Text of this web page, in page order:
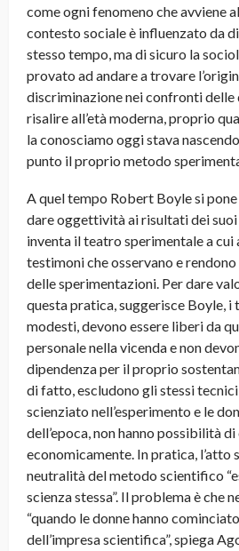
come ogni fenomeno che avviene
contesto sociale è influenzato da
stesso tempo, ma di sicuro la
provato ad andare a trovare
discriminazione nei confronti delle
risalire all’età moderna, proprio
la conosciamo oggi stava
punto il proprio metodo
A quel tempo Robert Boyle si
dare oggettività ai risultati dei suoi
inventa il teatro sperimentale a cui
testimoni che osservano e
delle sperimentazioni. Per dare
questa pratica, suggerisce Boyle,
modesti, devono essere liberi da
personale nella vicenda e non
dipendenza per il proprio
di fatto, escludono gli stessi
scienziato nell’esperimento e le
dell’epoca, non hanno possibilità
economicamente. In pratica, l’atto
neutralità del metodo scientifico
scienza stessa”. Il problema è che
“quando le donne hanno
dell’impresa scientifica”, spiega